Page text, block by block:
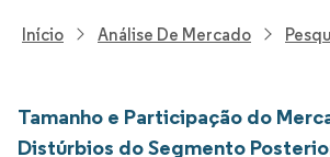
Início Análise De Mercado
Tamanho e Participação do
Distúrbios do Segmento